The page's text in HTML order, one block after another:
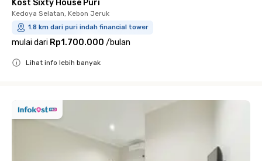
Kost Sixty House Puri
Kedoya Selatan, Kebon Jeruk
1.8 km dari puri indah financial tower
mulai dari Rp1.700.000 /bulan
Lihat info lebih banyak